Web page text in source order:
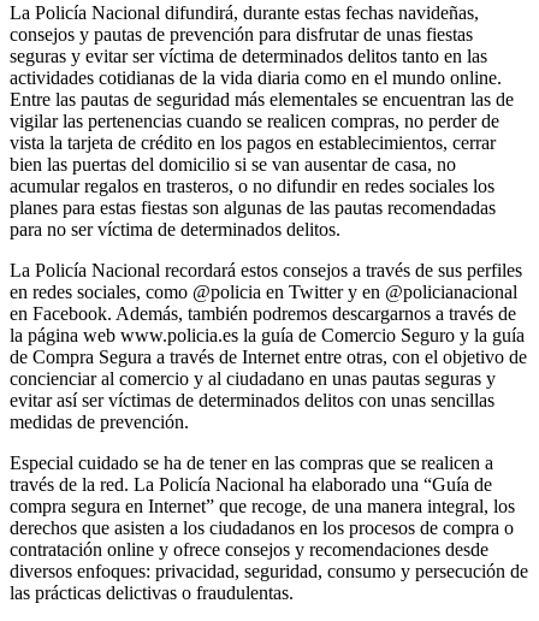
La Policía Nacional difundirá, durante estas fechas navideñas,
consejos y pautas de prevención para disfrutar de unas fiestas
seguras y evitar ser víctima de determinados delitos tanto en las
actividades cotidianas de la vida diaria como en el mundo online.
Entre las pautas de seguridad más elementales se encuentran las de
vigilar las pertenencias cuando se realicen compras, no perder de
vista la tarjeta de crédito en los pagos en establecimientos, cerrar
bien las puertas del domicilio si se van ausentar de casa, no
acumular regalos en trasteros, o no difundir en redes sociales los
planes para estas fiestas son algunas de las pautas recomendadas
para no ser víctima de determinados delitos.
La Policía Nacional recordará estos consejos a través de sus perfiles
en redes sociales, como @policia en Twitter y en @policianacional
en Facebook. Además, también podremos descargarnos a través de
la página web www.policia.es la guía de Comercio Seguro y la guía
de Compra Segura a través de Internet entre otras, con el objetivo de
concienciar al comercio y al ciudadano en unas pautas seguras y
evitar así ser víctimas de determinados delitos con unas sencillas
medidas de prevención.
Especial cuidado se ha de tener en las compras que se realicen a
través de la red. La Policía Nacional ha elaborado una “Guía de
compra segura en Internet” que recoge, de una manera integral, los
derechos que asisten a los ciudadanos en los procesos de compra o
contratación online y ofrece consejos y recomendaciones desde
diversos enfoques: privacidad, seguridad, consumo y persecución de
las prácticas delictivas o fraudulentas.